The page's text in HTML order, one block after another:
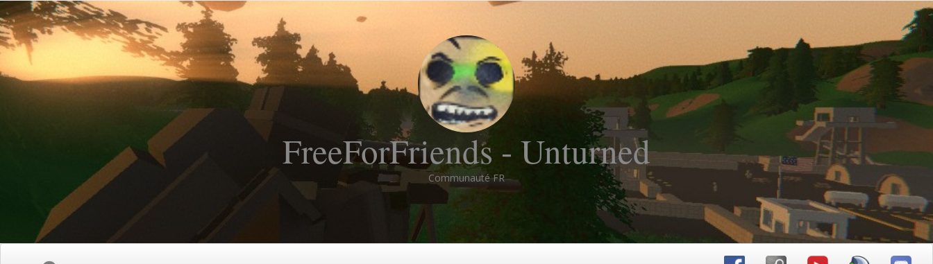
FreeForFriends - Unturned
Communauté FR